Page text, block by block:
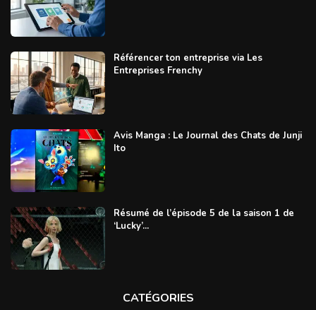
Référencer ton entreprise via Les
Entreprises Frenchy
Avis Manga : Le Journal des Chats de Junji
Ito
Résumé de l’épisode 5 de la saison 1 de
‘Lucky’...
CATÉGORIES